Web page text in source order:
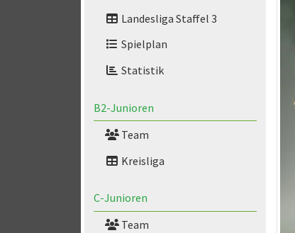
Landesliga Staffel 3
Spielplan
Statistik
B2-Junioren
Team
Kreisliga
C-Junioren
Team